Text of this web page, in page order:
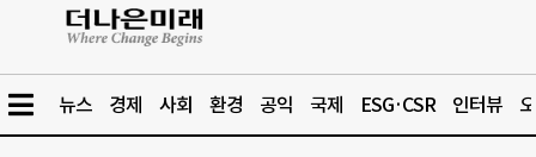
뉴스 경제 사회 환경 공익 국제 ESG·CSR 인터뷰